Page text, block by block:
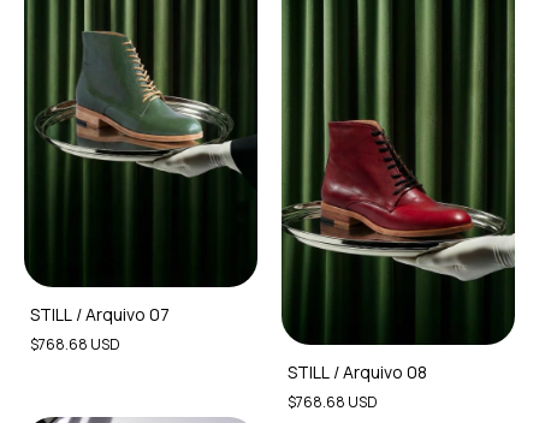
STILL / Arquivo 07
$768.68 USD
STILL / Arquivo 08
$768.68 USD